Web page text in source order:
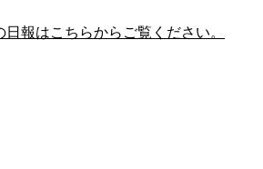
報はこちらからご覧ください。